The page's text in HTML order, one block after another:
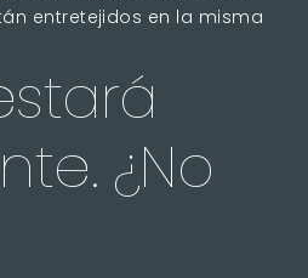
entretejidos en la misma
¿No